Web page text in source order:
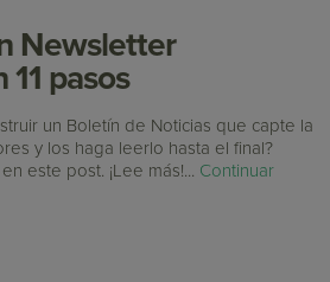
Newsletter
pasos
un Boletín de Noticias que capte la
y los haga leerlo hasta el final?
este post. ¡Lee más!... Continuar